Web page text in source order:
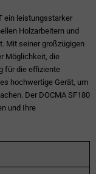
ein leistungsstarker
Holzarbeitern und
Mit seiner großzügigen
Möglichkeit, die
für die effiziente
hochwertige Gerät, um
Der DOCMA SF180
und Ihre